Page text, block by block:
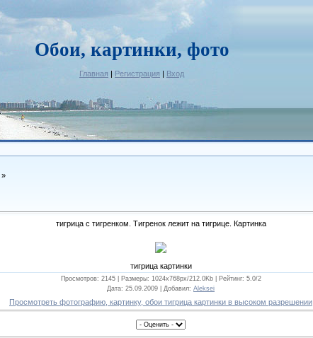
Обои, картинки, фото
Главная | Регистрация | Вход
»
тигрица с тигренком. Тигренок лежит на тигрице. Картинка
тигрица картинки
Просмотров: 2145 | Размеры: 1024x768px/212.0Kb | Рейтинг: 5.0/2
Дата: 25.09.2009 | Добавил: Aleksei
Просмотреть фотографию, картинку, обои тигрица картинки в высоком разрешении